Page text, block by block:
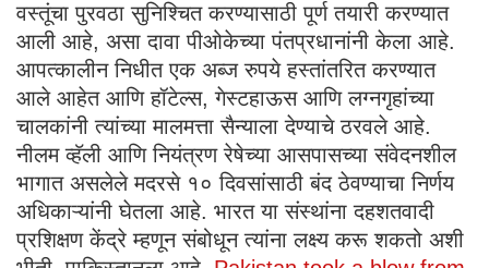
वस्तूंचा पुरवठा सुनिश्चित करण्यासाठी पूर्ण तयारी करण्यात
आली आहे, असा दावा पीओकेच्या पंतप्रधानांनी केला आहे.
आपत्कालीन निधीत एक अब्ज रुपये हस्तांतरित करण्यात
आले आहेत आणि हॉटेल्स, गेस्टहाऊस आणि लग्नगृहांच्या
चालकांनी त्यांच्या मालमत्ता सैन्याला देण्याचे ठरवले आहे.
नीलम व्हॅली आणि नियंत्रण रेषेच्या आसपासच्या संवेदनशील
भागात असलेले मदरसे १० दिवसांसाठी बंद ठेवण्याचा निर्णय
अधिकाऱ्यांनी घेतला आहे. भारत या संस्थांना दहशतवादी
प्रशिक्षण केंद्रे म्हणून संबोधून त्यांना लक्ष्य करू शकतो अशी